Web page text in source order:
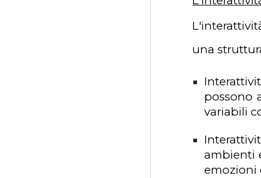
una
possono
variabili
ambienti
emozioni